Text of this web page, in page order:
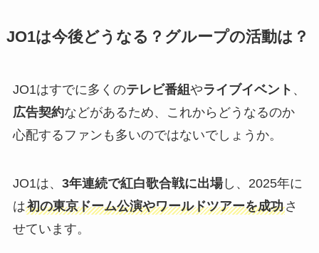
JO1は今後どうなる？グループの活動は？
JO1はすでに多くのテレビ番組やライブイベント 、
広告契約などがあるため、これからどうなるのか
心配するファンも多いのではないでしょうか。
JO1は、 3年連続で紅白歌合戦に出場し、2025年に
は初の東京ドーム公演やワールドツアーを成功さ
せています。